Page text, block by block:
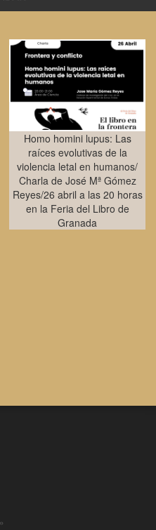
Homo homini lupus: Las
raíces evolutivas de la
violencia letal en humanos/
Charla de José Mª Gómez
Reyes/26 abril a las 20 horas
en la Feria del Libro de
Granada